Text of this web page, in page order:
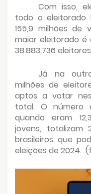
Com isso,
todo o eleitorado
155,9 milhões de
maior eleitorado
38.883.736
Já na
milhões de
aptos a votar
total. O número
quando eram
jovens, totalizam
brasileiros que
eleições de 2024.